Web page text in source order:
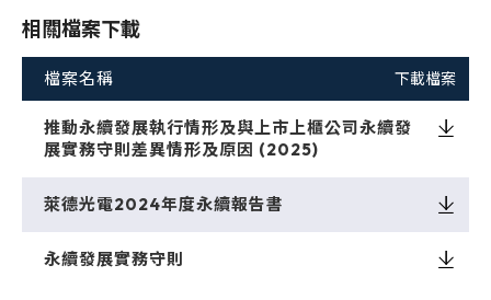
相關檔案下載
檔案名稱 下載檔案
推動永續發展執行情形及與上市上櫃公司永續發
展實務守則差異情形及原因 (2025)
萊德光電2024年度永續報告書
永續發展實務守則